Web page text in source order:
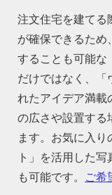
注文住宅を建てる
が確保できるため
することも可能な
だけではなく、「
れたアイデア満載
の広さや設置する
ます。お気に入
ト」を活用した
も可能です。
ご希